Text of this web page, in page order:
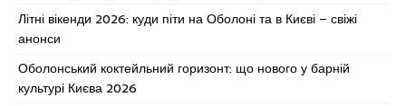
Літні вікенди 2026: куди піти на Оболоні та в Києві – свіжі
анонси
Оболонський коктейльний горизонт: що нового у барній
культурі Києва 2026